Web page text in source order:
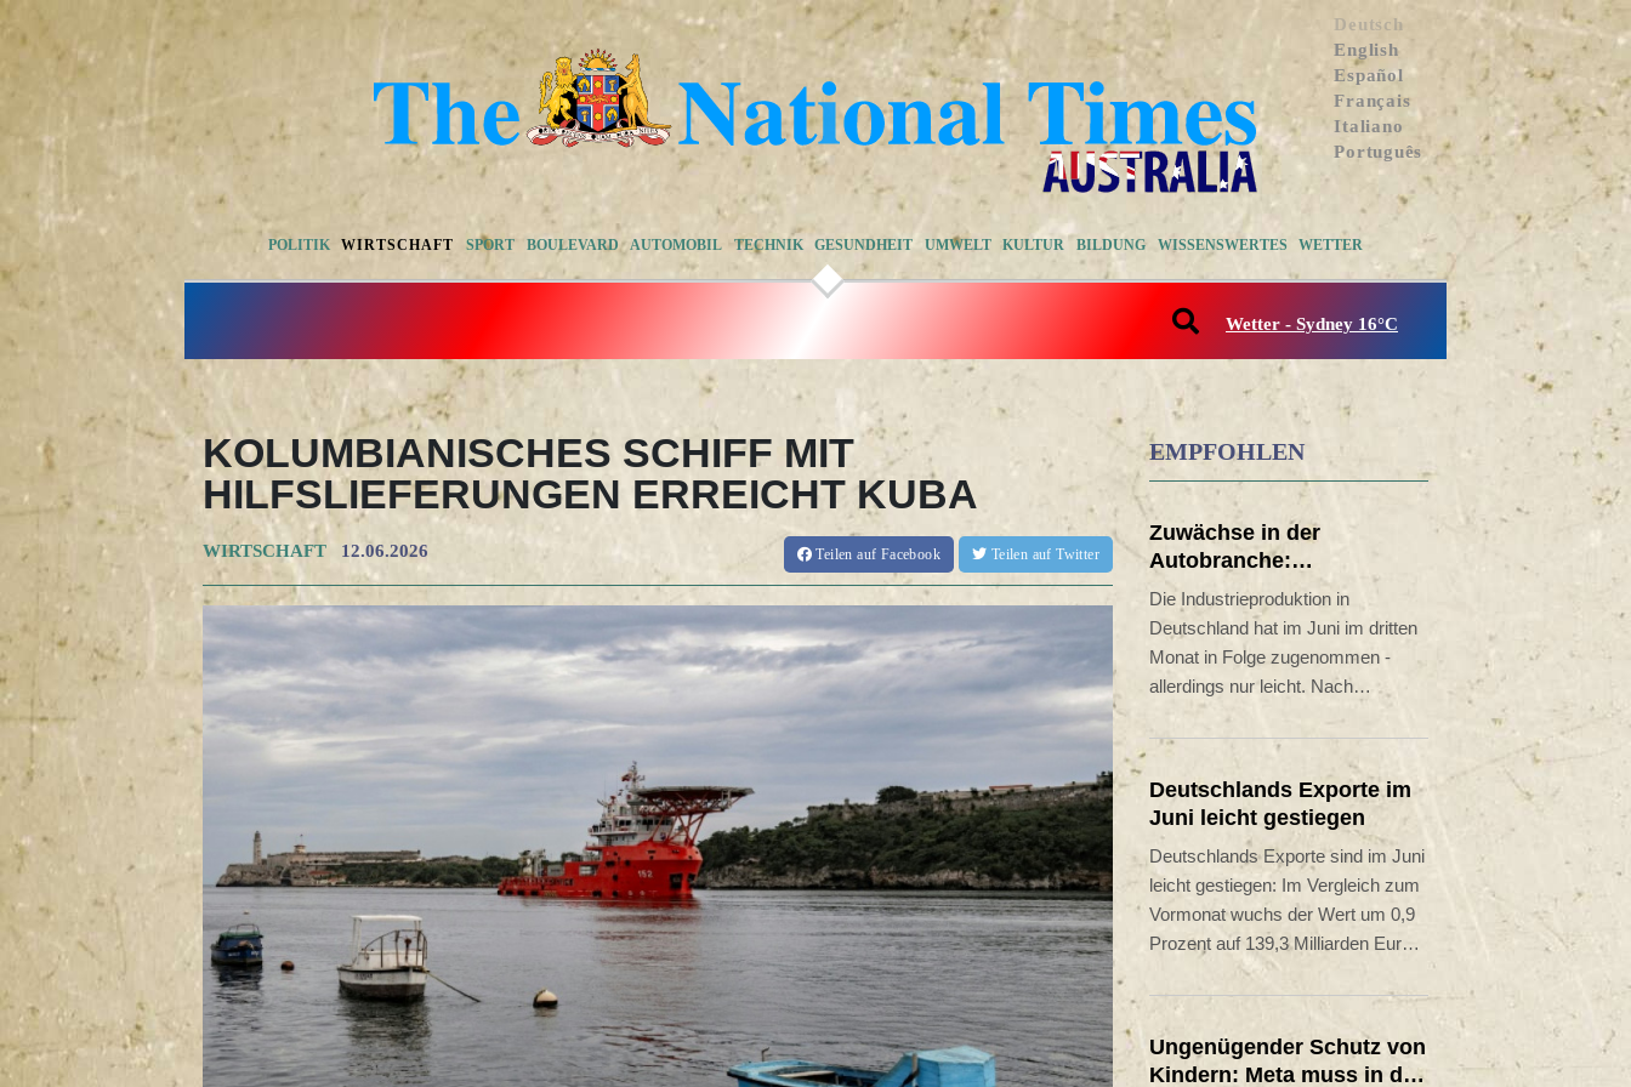
Deutsch
English
Español
Français
Italiano
Português
POLITIK WIRTSCHAFT SPORT BOULEVARD AUTOMOBIL TECHNIK GESUNDHEIT UMWELT KULTUR BILDUNG WISSENSWERTES WETTER
Wetter - Sydney 16°C
KOLUMBIANISCHES SCHIFF MIT
HILFSLIEFERUNGEN ERREICHT KUBA
WIRTSCHAFT 12.06.2026 Teilenauf Facebook Teilen auf Twitter
EMPFOHLEN
Zuwächse in der
Autobranche:
Industrieproduktion legt
im Juni leicht zu
Die Industrieproduktion in
Deutschland hat im Juni im dritten
Monat in Folge zugenommen -
allerdings nur leicht. Nach
Statistischen Bundesamtes vom
Freitag wuchs die Produktion im
Produzierenden Gewerbe um 0,2
Prozent im Vergleich zum
Vormonat. Im Dreimonatsvergleich
war die Industrieproduktion von
April bis Juni 0,7 Prozent höher als
in den drei Monaten davor.
Deutschlands Exporte im
Juni leicht gestiegen
Deutschlands Exporte sind im Juni
leicht gestiegen: Im Vergleich zum
Vormonat wuchs der Wert um 0,9
Prozent auf 139,3 Milliarden Euro,
wie das Statistische Bundesamt in
Wiesbaden am Freitag mitteilte. Im
Vergleich zum Vorjahresmonat
legten die Ausfuhren um 6,6
Ungenügender Schutz von
Kindern: Meta muss in den